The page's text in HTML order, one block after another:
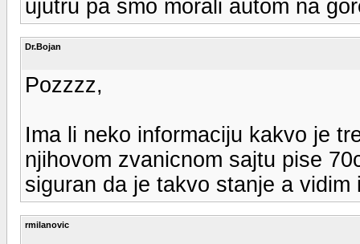
ujutru pa smo morali autom na
Dr.Bojan
Pozzzz,
Ima li neko informaciju kakvo je
njihovom zvanicnom sajtu pise
siguran da je takvo stanje a
rmilanovic